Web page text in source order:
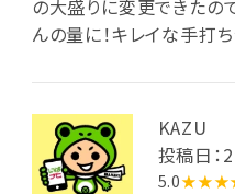
の大盛りに変更できたの
んの量に！キレイな手打
と言ってました。手打ち
KAZU
投稿日
5.0